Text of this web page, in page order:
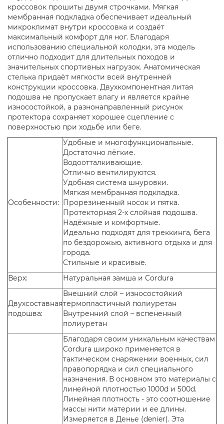
кроссовок прошиты двумя строчками. Мягкая
мембранная подкладка обеспечивает идеальный
микроклимат внутри кроссовка и создаёт
максимальный комфорт для ног. Благодаря
использованию специальной колодки, эта модель
отлично подходит для длительных походов и
значительных спортивных нагрузок. Анатомическая
стелька придаёт мягкости всей внутренней
конструкции кроссовка. Двухкомпонентная литая
подошва не пропускает влагу и является крайне
износостойкой, а разнонаправленный рисунок
протектора сохраняет хорошее сцепление с
поверхностью при ходьбе или беге.
Особенности:
Удобные и многофункциональные.
Достаточно лёгкие.
Водоотталкивающие.
Отлично вентилируются.
Удобная система шнуровки.
Мягкая мембранная подкладка.
Прорезиненный носок и пятка.
Протекторная 2-х слойная подошва.
Надёжные и комфортные.
Идеально подходят для треккинга, бега
по бездорожью, активного отдыха и для
города.
Стильные и красивые.
Верх:
Натуральная замша и Cordura
Двухсоставная
подошва:
Внешний слой – износостойкий
термопластичный полиуретан
Внутренний слой – вспененный
полиуретан
Благодаря своим уникальным качествам
Cordura широко применяется в
тактическом снаряжении военных, сил
правопорядка и сил специального
назначения. В основном это материалы с
линейной плотностью 1000d и 500d.
Линейная плотность - это соотношение
массы нити материи и ее длины.
Измеряется в Денье (denier). Эта